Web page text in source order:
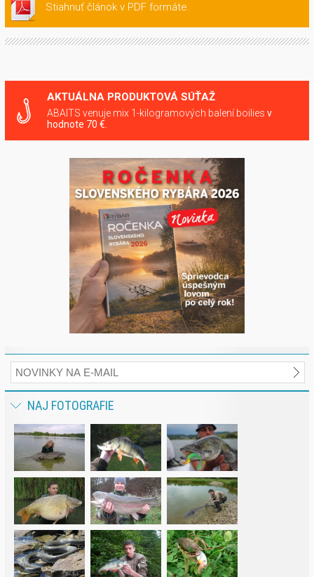
Stiahnuť článok v PDF formáte.
AKTUÁLNA PRODUKTOVÁ SÚŤAŽ
ABAITS venuje mix 1-kilogramových balení boilies v
hodnote 70 €.
NAJ FOTOGRAFIE